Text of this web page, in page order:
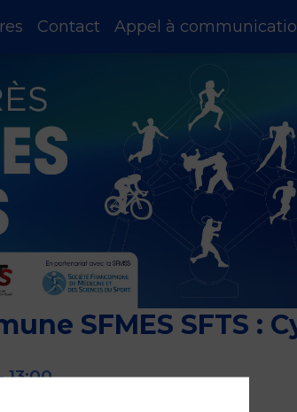
Contact Appel à
SFMES SFTS :
13:00